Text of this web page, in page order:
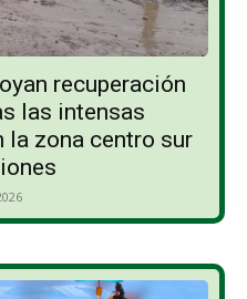
recuperación
las intensas
la zona centro sur